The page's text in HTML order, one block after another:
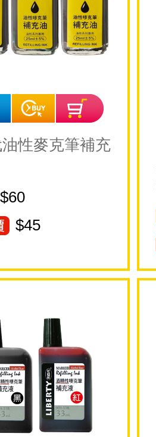
性麥克筆補充
$60
$45